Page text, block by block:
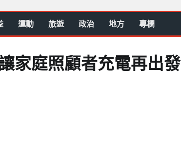
運動 旅遊 政治 地方 專欄
家庭照顧者充電再出發